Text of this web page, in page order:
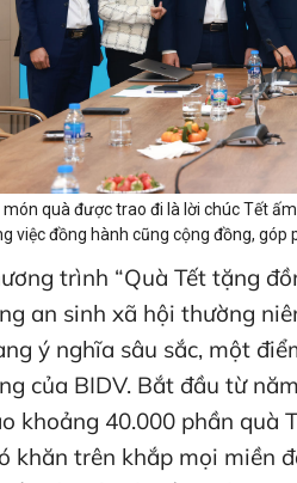
món quà được trao đi là lời chúc Tết
việc đồng hành cũng cộng đồng, góp
trình “Quà Tết tặng
an sinh xã hội thường
ý nghĩa sâu sắc, một
của BIDV. Bắt đầu từ
khoảng 40.000 phần quà
khăn trên khắp mọi miền